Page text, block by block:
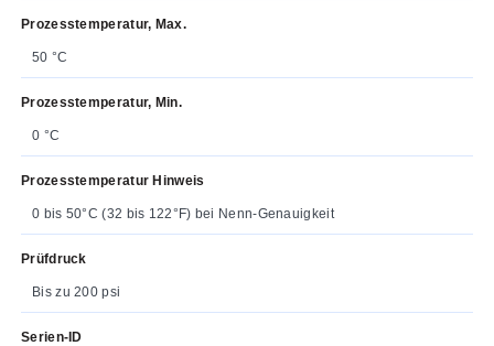
Prozesstemperatur, Max.
50 °C
Prozesstemperatur, Min.
0 °C
Prozesstemperatur Hinweis
0 bis 50°C (32 bis 122°F) bei Nenn-Genauigkeit
Prüfdruck
Bis zu 200 psi
Serien-ID